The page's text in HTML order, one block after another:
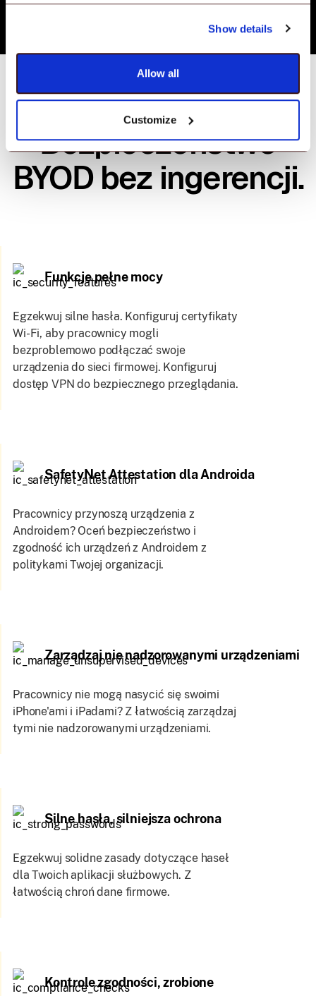
Show details
Allow all
Customize
Bezpieczeństwo
BYOD bez ingerencji.
Funkcje pełne mocy
Egzekwuj silne hasła. Konfiguruj certyfikaty
Wi-Fi, aby pracownicy mogli
bezproblemowo podłączać swoje
urządzenia do sieci firmowej. Konfiguruj
dostęp VPN do bezpiecznego przeglądania.
SafetyNet Attestation dla Androida
Pracownicy przynoszą urządzenia z
Androidem? Oceń bezpieczeństwo i
zgodność ich urządzeń z Androidem z
politykami Twojej organizacji.
Zarządzaj nie nadzorowanymi urządzeniami
Pracownicy nie mogą nasycić się swoimi
iPhone'ami i iPadami? Z łatwością zarządzaj
tymi nie nadzorowanymi urządzeniami.
Silne hasła, silniejsza ochrona
Egzekwuj solidne zasady dotyczące haseł
dla Twoich aplikacji służbowych. Z
łatwością chroń dane firmowe.
Kontrole zgodności, zrobione